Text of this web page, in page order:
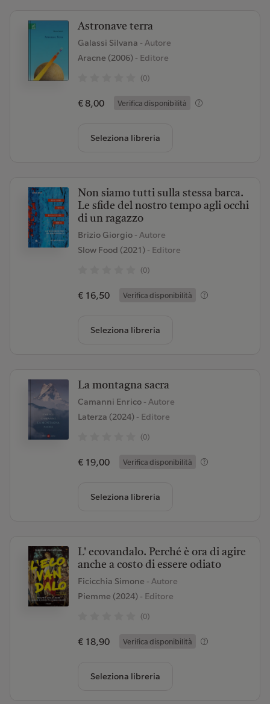
Astronave terra
Galassi Silvana - Autore
Aracne (2006)- Editore
(0)
€ 8,00 Verifica disponibilità
Seleziona libreria
Non siamo tutti sulla stessa barca.
Le sfide del nostro tempo agli occhi
di un ragazzo
Brizio Giorgio - Autore
Slow Food (2021)- Editore
(0)
€ 16,50 Verifica disponibilità
Seleziona libreria
La montagna sacra
Camanni Enrico - Autore
Laterza (2024)- Editore
(0)
€ 19,00 Verifica disponibilità
Seleziona libreria
L' ecovandalo. Perché è ora di agire
anche a costo di essere odiato
Ficicchia Simone - Autore
Piemme (2024)- Editore
(0)
€ 18,90 Verifica disponibilità
Seleziona libreria